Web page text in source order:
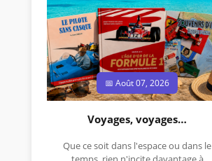
📅 Août 07, 2026
Voyages, voyages…
Que ce soit dans l'espace ou dans le